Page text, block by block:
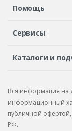
Регистрация или
Помощь
Шины в кредит
Сервисы
Автосервисы
Рекламации по
Каталоги и
Подбор
Каталог
Вся информация на
информационный
публичной
РФ.